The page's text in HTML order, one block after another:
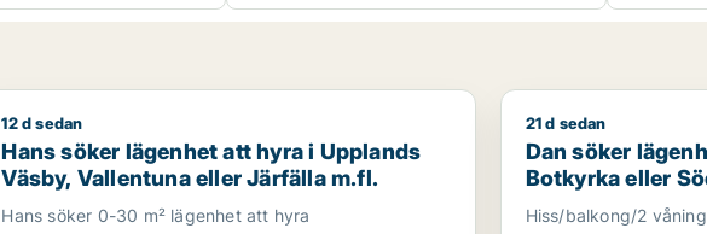
Hans söker lägenhet att hyra i Upplands Väsby, Vallentuna eller Järfälla m.fl.
12 d sedan
Hans söker lägenhet att hyra i Upplands
Väsby, Vallentuna eller Järfälla m.fl.
Hans söker 0-30 m² lägenhet att hyra
Dan söker
21 d sedan
Dan söker
Botkyrka eller
Hiss/balkong/2